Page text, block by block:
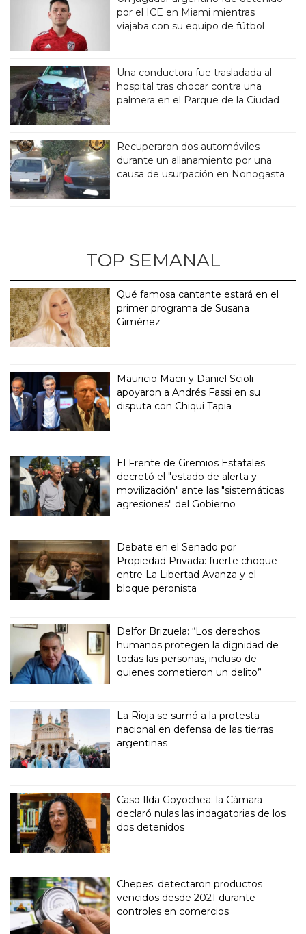
por el ICE en Miami mientras
viajaba con su equipo de fútbol
Una conductora fue trasladada al
hospital tras chocar contra una
palmera en el Parque de la Ciudad
Recuperaron dos automóviles
durante un allanamiento por una
causa de usurpación en Nonogasta
TOP SEMANAL
Qué famosa cantante estará en el
primer programa de Susana
Giménez
Mauricio Macri y Daniel Scioli
apoyaron a Andrés Fassi en su
disputa con Chiqui Tapia
El Frente de Gremios Estatales
decretó el "estado de alerta y
movilización" ante las "sistemáticas
agresiones" del Gobierno
Debate en el Senado por
Propiedad Privada: fuerte choque
entre La Libertad Avanza y el
bloque peronista
Delfor Brizuela: “Los derechos
humanos protegen la dignidad de
todas las personas, incluso de
quienes cometieron un delito”
La Rioja se sumó a la protesta
nacional en defensa de las tierras
argentinas
Caso Ilda Goyochea: la Cámara
declaró nulas las indagatorias de los
dos detenidos
Chepes: detectaron productos
vencidos desde 2021 durante
controles en comercios